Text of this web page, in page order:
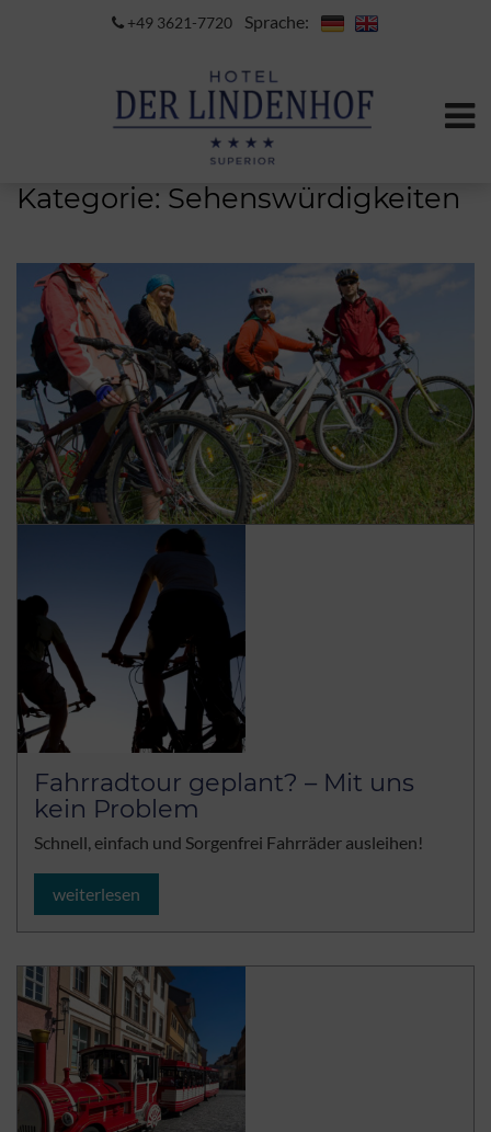
+49 3621-7720 Sprache:
Kategorie: Sehenswürdigkeiten
Fahrradtour geplant? – Mit uns
kein Problem
Schnell, einfach und Sorgenfrei Fahrräder ausleihen!
weiterlesen